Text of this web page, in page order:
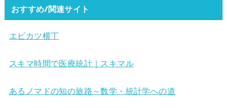
おすすめ/関連サイト
エビカツ横丁
スキマ時間で医療統計｜スキマル
あるノマドの知の旅路～数学・統計学への道